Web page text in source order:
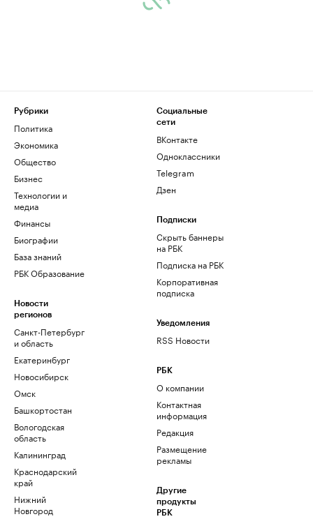
Рубрики
Политика
Экономика
Общество
Бизнес
Технологии и
медиа
Финансы
Биографии
База знаний
РБК Образование
Новости
регионов
Санкт-Петербург
и область
Екатеринбург
Новосибирск
Омск
Башкортостан
Вологодская
область
Калининград
Краснодарский
край
Нижний
Новгород
Социальные
сети
ВКонтакте
Одноклассники
Telegram
Дзен
Подписки
Скрыть баннеры
на РБК
Подписка на РБК
Корпоративная
подписка
Уведомления
RSS Новости
РБК
О компании
Контактная
информация
Редакция
Размещение
рекламы
Другие
продукты
РБК